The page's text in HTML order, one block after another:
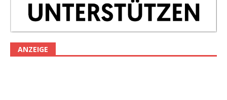
ANZEIGE